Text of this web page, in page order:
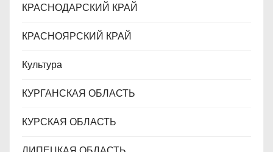
КРАСНОДАРСКИЙ КРАЙ
КРАСНОЯРСКИЙ КРАЙ
Культура
КУРГАНСКАЯ ОБЛАСТЬ
КУРСКАЯ ОБЛАСТЬ